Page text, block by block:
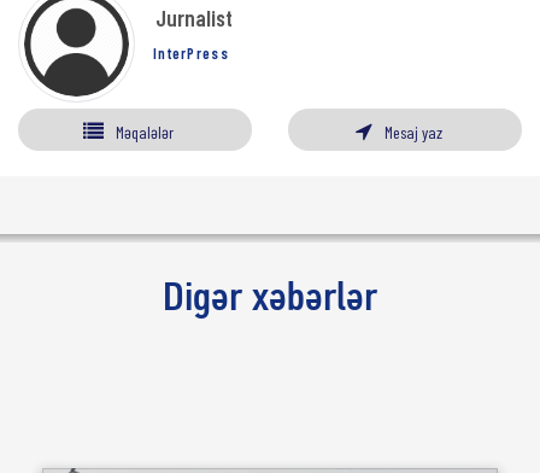
Jurnalist
InterPress
Məqalələr Mesaj yaz
Digər xəbərlər